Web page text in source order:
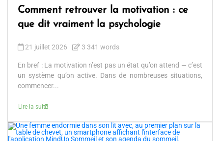
Comment retrouver la motivation : ce
que dit vraiment la psychologie
21 juillet 2026 3 341 words
En bref : La motivation n’est pas un état qu’on attend — c’est
un système qu’on active. Dans de nombreuses situations,
commencer...
Lire la suite